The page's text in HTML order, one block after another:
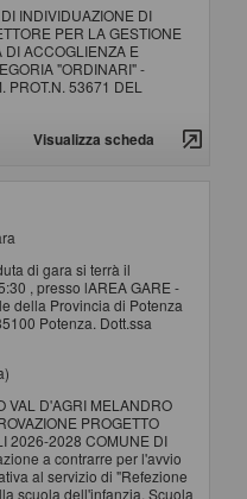
INDIVIDUAZIONE DI
PER LA GESTIONE
DI ACCOGLIENZA E
"ORDINARI" -
53671 DEL
Visualizza scheda
di gara si terrà il
, presso lAREA GARE -
della Provincia di Potenza
Potenza. Dott.ssa
VAL D'AGRI MELANDRO
PROGETTO
2026-2028 COMUNE DI
a contrarre per l'avvio
al servizio di "Refezione
scuola dell'infanzia, Scuola